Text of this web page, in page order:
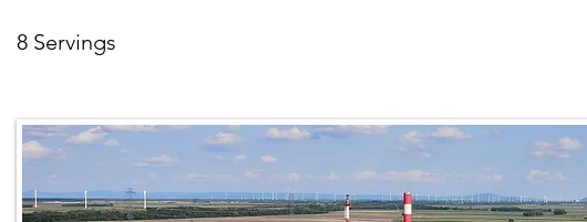
8 Servings